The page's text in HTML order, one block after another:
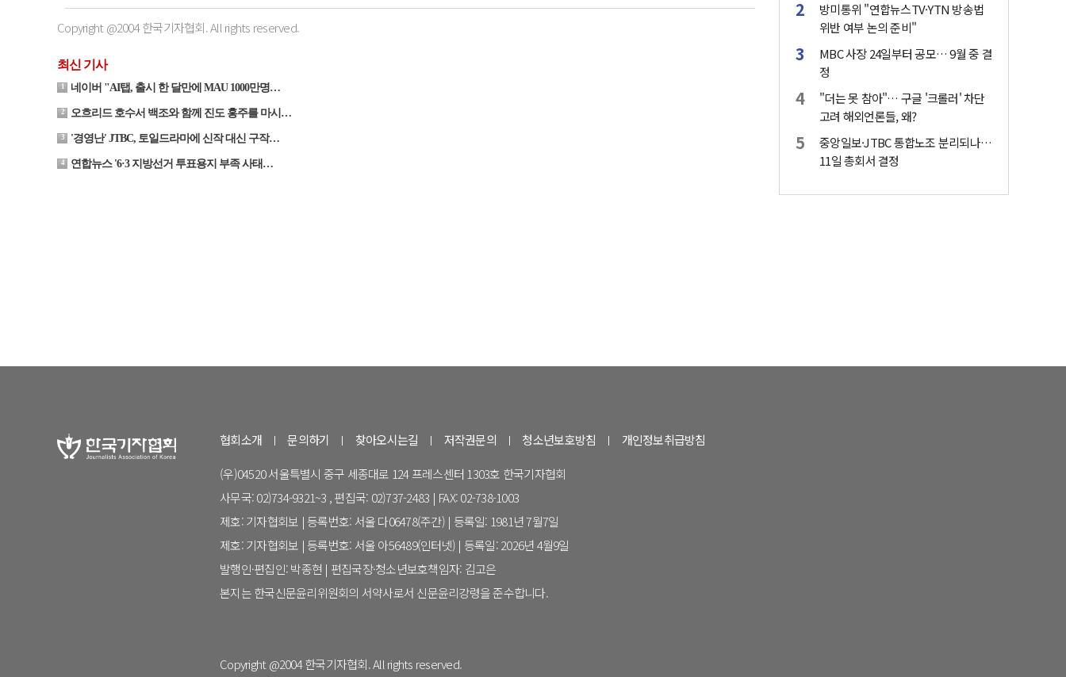
Copyright @2004 한국기자협회. All rights reserved.
방미통위 "연합뉴스TV·YTN 방송법
위반 여부 논의 준비"
MBC 사장 24일부터 공모… 9월 중 결
정
"더는 못 참아"… 구글 '크롤러' 차단
고려 해외언론들, 왜?
중앙일보·JTBC 통합노조 분리되나…
11일 총회서 결정
협회소개 문의하기 찾아오시는길 저작권문의 청소년보호방침 개인정보취급방침
(우)04520 서울특별시 중구 세종대로 124 프레스센터 1303호 한국기자협회
사무국: 02)734-9321~3 , 편집국: 02)737-2483 | FAX: 02-738-1003
제호: 기자협회보 | 등록번호: 서울 다06478(주간) | 등록일: 1981년 7월7일
제호: 기자협회보 | 등록번호: 서울 아56489(인터넷) | 등록일: 2026년 4월9일
발행인·편집인: 박종현 | 편집국장·청소년보호책임자: 김고은
본지는 한국신문윤리위원회의 서약사로서 신문윤리강령을 준수합니다.
Copyright @2004 한국기자협회. All rights reserved.